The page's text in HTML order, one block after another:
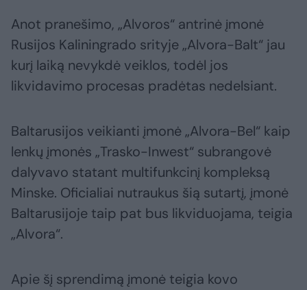
Anot pranešimo, „Alvoros“ antrinė įmonė
Rusijos Kaliningrado srityje „Alvora-Balt“ jau
kurį laiką nevykdė veiklos, todėl jos
likvidavimo procesas pradėtas nedelsiant.
Baltarusijos veikianti įmonė „Alvora-Bel“ kaip
lenkų įmonės „Trasko-Inwest“ subrangovė
dalyvavo statant multifunkcinį kompleksą
Minske. Oficialiai nutraukus šią sutartį, įmonė
Baltarusijoje taip pat bus likviduojama, teigia
„Alvora“.
Apie šį sprendimą įmonė teigia kovo